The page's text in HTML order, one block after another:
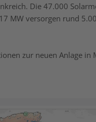
Die 47.000
MW versorgen rund
zur neuen Anlage in